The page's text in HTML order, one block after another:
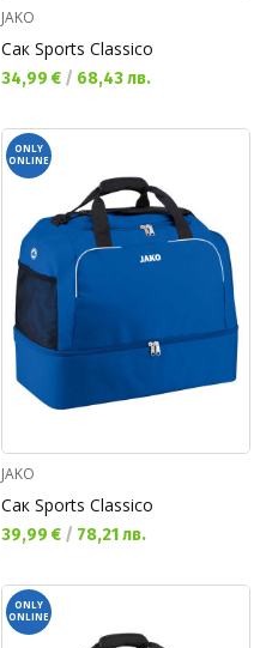
JAKO
Сак Sports Classico
Текуща цена:
34,99 € / 68,43 лв.
ONLY
ONLINE
JAKO
Сак Sports Classico
Текуща цена:
39,99 € / 78,21 лв.
ONLY
ONLINE